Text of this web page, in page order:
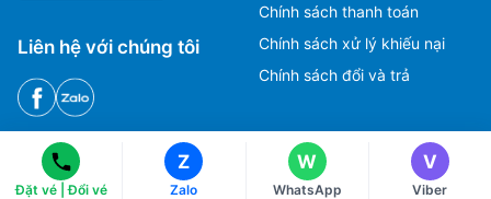
Liên hệ với chúng tôi
Chính sách thanh toán
Chính sách xử lý khiếu nại
Chính sách đổi và trả
HOTLINE
Tư vấn, Đặt vé máy bay.
Đặt vé | Đổi vé
Z
Zalo
W
WhatsApp
Ms Hằng
(+84) 70 854 1213
V
Viber
Ms Hằng
(+84) 70 854 1213